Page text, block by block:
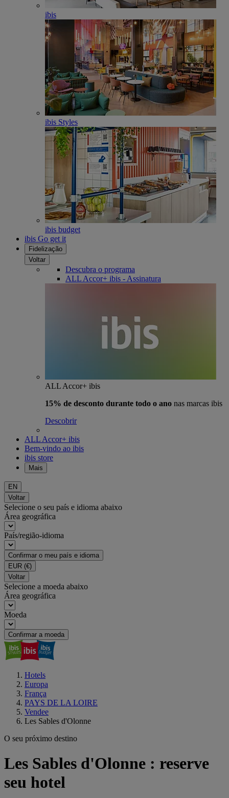
ibis
ibis Styles
ibis budget
ibis Go get it
Fidelização
Voltar
Descubra o programa
ALL Accor+ ibis - Assinatura
ALL Accor+ ibis
15% de desconto durante todo o ano nas marcas ibis
Descobrir
ALL Accor+ ibis
Bem-vindo ao ibis
ibis store
Mais
EN
Voltar
Selecione o seu país e idioma abaixo
Área geográfica
País/região-idioma
Confirmar o meu país e idioma
EUR (€)
Voltar
Selecione a moeda abaixo
Área geográfica
Moeda
Confirmar a moeda
Hotels
Europa
França
PAYS DE LA LOIRE
Vendee
Les Sables d'Olonne
O seu próximo destino
Les Sables d'Olonne : reserve
seu hotel